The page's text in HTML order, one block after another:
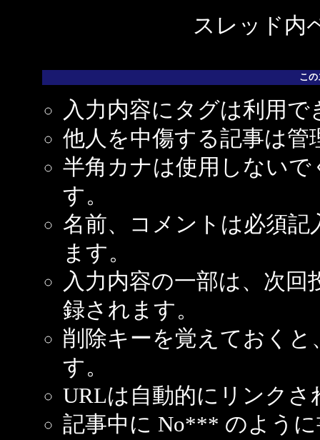
スレッド内
こ
入力内容にタグは利用で
他人を中傷する記事は管
半角カナは使用しない
す。
名前、コメントは必須
ます。
入力内容の一部は、次
録されます。
削除キーを覚えておく
す。
URLは自動的にリンクさ
記事中に No*** のよう